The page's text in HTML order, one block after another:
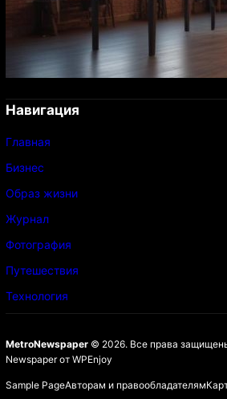
Навигация
Главная
Бизнес
Образ жизни
Журнал
Фотография
Путешествия
Технология
MetroNewspaper© 2026. Все права
Newspaperот WPEnjoy
Sample PageАвторам и правообладателям